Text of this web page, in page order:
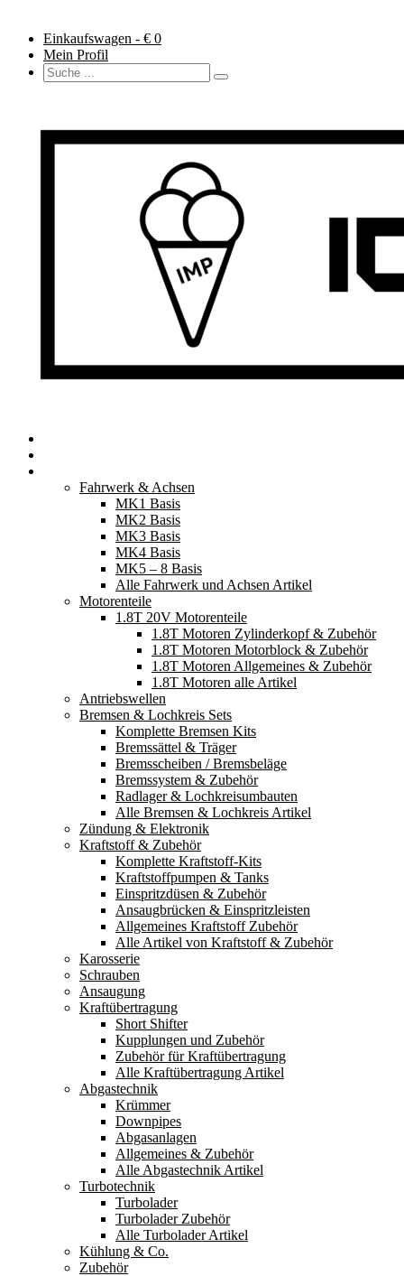
Einkaufswagen - € 0
Mein Profil
Fahrwerk & Achsen
MK1 Basis
MK2 Basis
MK3 Basis
MK4 Basis
MK5 – 8 Basis
Alle Fahrwerk und Achsen Artikel
Motorenteile
1.8T 20V Motorenteile
1.8T Motoren Zylinderkopf & Zubehör
1.8T Motoren Motorblock & Zubehör
1.8T Motoren Allgemeines & Zubehör
1.8T Motoren alle Artikel
Antriebswellen
Bremsen & Lochkreis Sets
Komplette Bremsen Kits
Bremssättel & Träger
Bremsscheiben / Bremsbeläge
Bremssystem & Zubehör
Radlager & Lochkreisumbauten
Alle Bremsen & Lochkreis Artikel
Zündung & Elektronik
Kraftstoff & Zubehör
Komplette Kraftstoff-Kits
Kraftstoffpumpen & Tanks
Einspritzdüsen & Zubehör
Ansaugbrücken & Einspritzleisten
Allgemeines Kraftstoff Zubehör
Alle Artikel von Kraftstoff & Zubehör
Karosserie
Schrauben
Ansaugung
Kraftübertragung
Short Shifter
Kupplungen und Zubehör
Zubehör für Kraftübertragung
Alle Kraftübertragung Artikel
Abgastechnik
Krümmer
Downpipes
Abgasanlagen
Allgemeines & Zubehör
Alle Abgastechnik Artikel
Turbotechnik
Turbolader
Turbolader Zubehör
Alle Turbolader Artikel
Kühlung & Co.
Zubehör